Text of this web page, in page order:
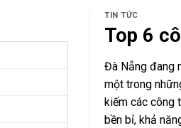
TIN TỨC
Top 6
Đà Nẵng đang
một trong
kiếm các công
bền bỉ, khả